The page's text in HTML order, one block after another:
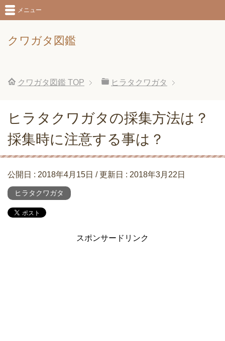
クワガタ図鑑
メニュー
クワガタ図鑑 TOP ヒラタクワガタ
ヒラタクワガタの採集方法は？
採集時に注意する事は？
公開日 : 2018年4月15日 / 更新日 : 2018年3月22日
ヒラタクワガタ
スポンサードリンク